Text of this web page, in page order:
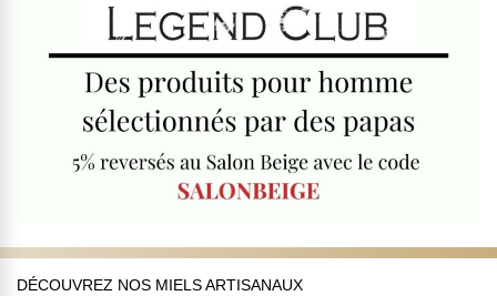
DÉCOUVREZ NOS MIELS ARTISANAUX